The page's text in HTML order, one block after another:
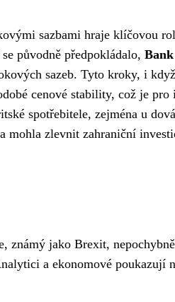
sazbami hraje klíčovou
původně předpokládalo,
sazeb. Tyto kroky, i
cenové stability, což je
spotřebitele, zejména u
mohla zlevnit zahraniční
známý jako Brexit,
a ekonomové